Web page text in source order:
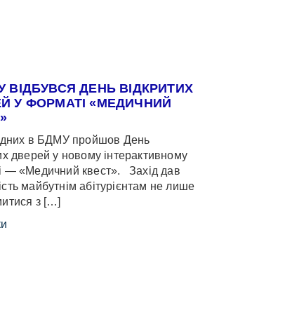
ВІДБУВСЯ ДЕНЬ ВІДКРИТИХ
У ФОРМАТІ «МЕДИЧНИЙ
в БДМУ пройшов День
дверей у новому інтерактивному
— «Медичний квест». Захід дав
майбутнім абітурієнтам не лише
з […]